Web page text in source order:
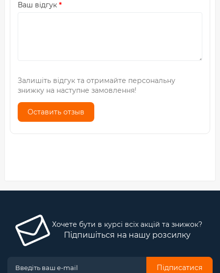
Ваш відгук
Залишіть відгук та отримайте персональну
знижку на наступне замовлення!
Оставить отзыв
Хочете бути в курсі всіх акцій та знижок?
Підпишіться на нашу розсилку
Підписатися